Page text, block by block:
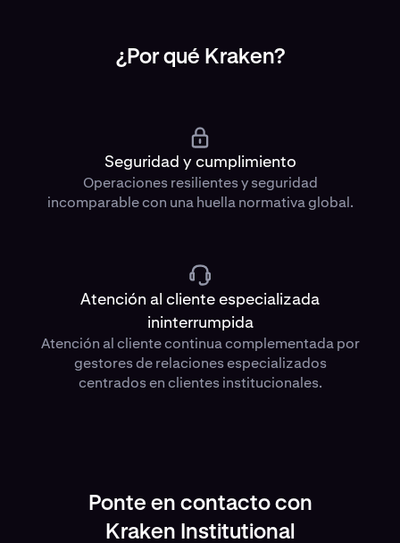
¿Por qué Kraken?
Seguridad y cumplimiento
Operaciones resilientes y seguridad
incomparable con una huella normativa global.
Atención al cliente especializada
ininterrumpida
Atención al cliente continua complementada por
gestores de relaciones especializados
centrados en clientes institucionales.
Ponte en contacto con
Kraken Institutional